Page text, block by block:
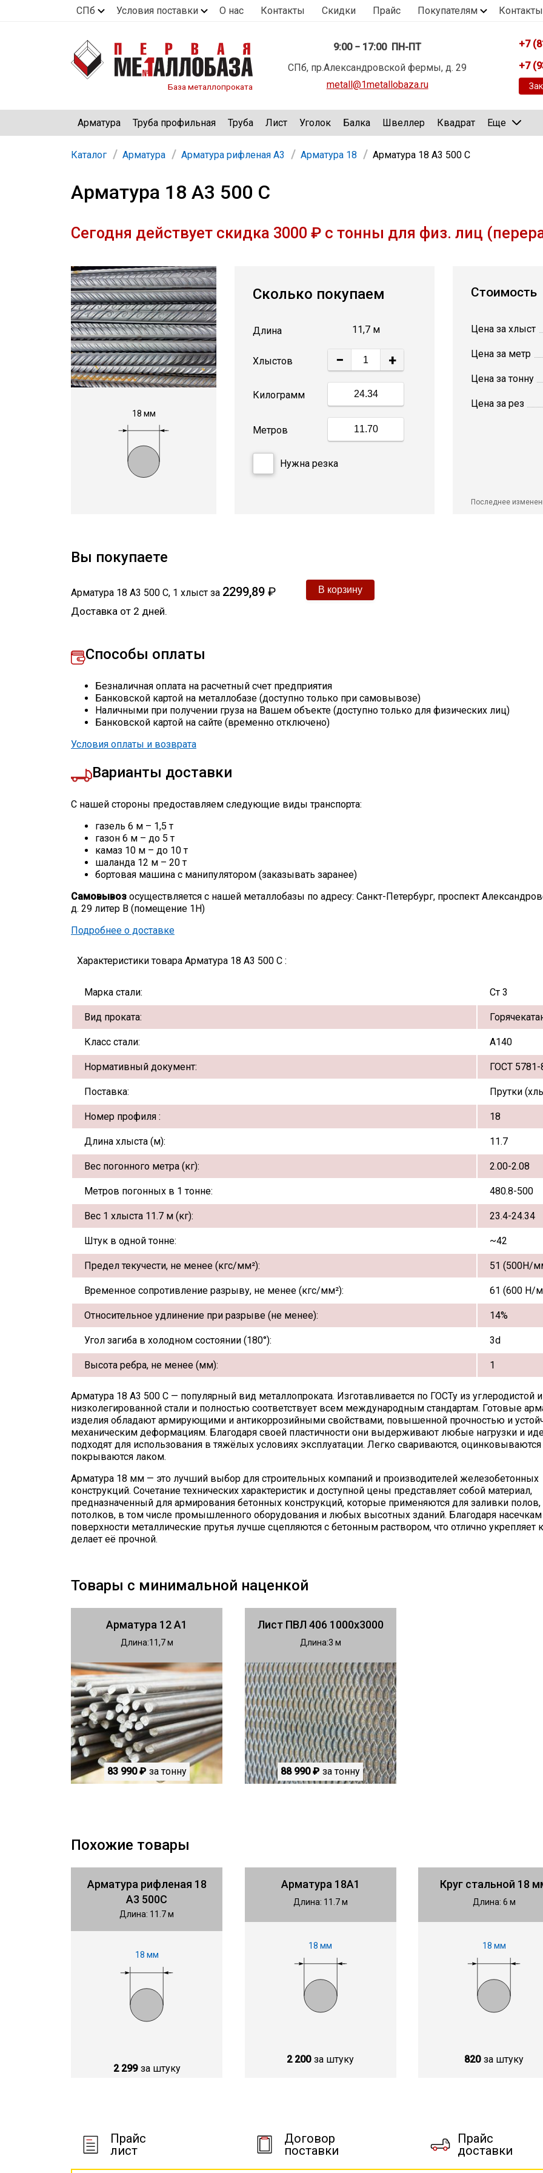
СПб Условия поставки О нас Контакты Скидки Прайс Покупателям Контакты
База металлопроката
9:00 − 17:00 ПН-ПТ
СПб, пр.Александровской фермы, д. 29
metall@1metallobaza.ru
+7
+7
Арматура Труба профильная Труба Лист Уголок Балка Швеллер Квадрат Еще
Каталог Арматура Арматура рифленая А3 Арматура 18 Арматура 18 А3 500 С
Арматура 18 А3 500 С
Сегодня действует скидка 3000 ₽ с тонны для физ. лиц
18 мм
Сколько покупаем
Длина 11,7 м
Хлыстов − +
Килограмм
Метров
Нужна резка
Стоимость
Цена за хлыст
Цена за метр
Цена за тонну
Цена за рез
Последнее
Вы покупаете
Арматура 18 А3 500 С, 1 хлыст за 2299,89 ₽
Доставка от 2 дней.
Способы оплаты
Безналичная оплата на расчетный счет предприятия
Банковской картой на металлобазе (доступно только при самовывозе)
Наличными при получении груза на Вашем объекте (доступно только для физических лиц)
Банковской картой на сайте (временно отключено)
Условия оплаты и возврата
Варианты доставки
С нашей стороны предоставляем следующие виды транспорта:
газель 6 м – 1,5 т
газон 6 м – до 5 т
камаз 10 м – до 10 т
шаланда 12 м – 20 т
бортовая машина с манипулятором (заказывать заранее)
Самовывоз осуществляется с нашей металлобазы по адресу: Санкт-Петербург, проспект
д. 29 литер В (помещение 1Н)
Подробнее о доставке
Характеристики товара Арматура 18 А3 500 С :
Марка стали: Ст 3
Вид проката:
Класс стали: А140
Нормативный документ: ГОСТ
Поставка: Прутки
Номер профиля : 18
Длина хлыста (м): 11.7
Вес погонного метра (кг): 2.00-2.08
Метров погонных в 1 тонне: 480.8-500
Вес 1 хлыста 11.7 м (кг): 23.4-24.34
Штук в одной тонне: ~42
Предел текучести, не менее (кгс/мм²): 51 (500Н/
Временное сопротивление разрыву, не менее (кгс/мм²): 61 (600 Н/
Относительное удлинение при разрыве (не менее): 14%
Угол загиба в холодном состоянии (180°): 3d
Высота ребра, не менее (мм): 1
Арматура 18 А3 500 С — популярный вид металлопроката. Изготавливается по ГОСТу из углеродистой и
низколегированной стали и полностью соответствует всем международным стандартам. Готовые
изделия обладают армирующими и антикоррозийными свойствами, повышенной прочностью и
механическим деформациям. Благодаря своей пластичности они выдерживают любые нагрузки и
подходят для использования в тяжёлых условиях эксплуатации. Легко свариваются, оцинковываются
покрываются лаком.
Арматура 18 мм — это лучший выбор для строительных компаний и производителей железобетонных
конструкций. Сочетание технических характеристик и доступной цены представляет собой материал,
предназначенный для армирования бетонных конструкций, которые применяются для заливки полов,
потолков, в том числе промышленного оборудования и любых высотных зданий. Благодаря насечкам
поверхности металлические прутья лучше сцепляются с бетонным раствором, что отлично укрепляет
делает её прочной.
Товары с минимальной наценкой
Арматура 12 А1
Длина 11,7
83 990 ₽ за тонну
Лист ПВЛ 406 1000х3000
Длина 3
88 990 ₽ за тонну
Похожие товары
Арматура рифленая 18
А3 500С
Длина: 11.7 м
18 мм
2 299 за штуку
Арматура 18А1
Длина: 11.7 м
18 мм
2 200 за штуку
Круг стальной 18
Длина: 6 м
18 мм
820 за штуку
Прайс
лист
Договор
поставки
Прайс
доставки